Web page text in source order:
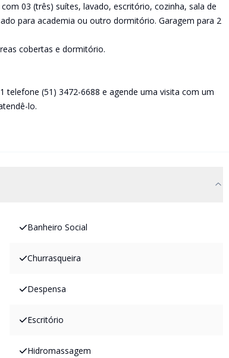
03 (três) suítes, lavado, escritório, cozinha, sala de
para academia ou outro dormitório. Garagem para 2
cobertas e dormitório.
telefone (51) 3472-6688 e agende uma visita com um
lo.
Banheiro Social
Churrasqueira
Despensa
Escritório
Hidromassagem